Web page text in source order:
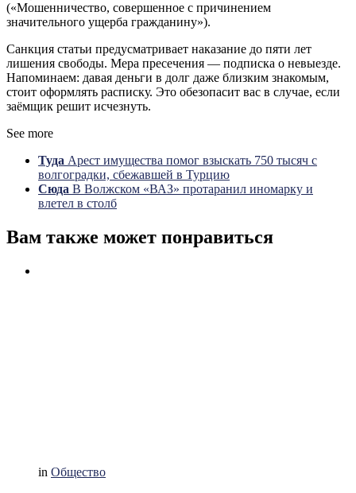
(«Мошенничество, совершенное с причинением
значительного ущерба гражданину»).
Санкция статьи предусматривает наказание до пяти лет
лишения свободы. Мера пресечения — подписка о невыезде.
Напоминаем: давая деньги в долг даже близким знакомым,
стоит оформлять расписку. Это обезопасит вас в случае, если
заёмщик решит исчезнуть.
See more
Туда Арест имущества помог взыскать 750 тысяч с
волгоградки, сбежавшей в Турцию
Сюда В Волжском «ВАЗ» протаранил иномарку и
влетел в столб
Вам также может понравиться
in Общество